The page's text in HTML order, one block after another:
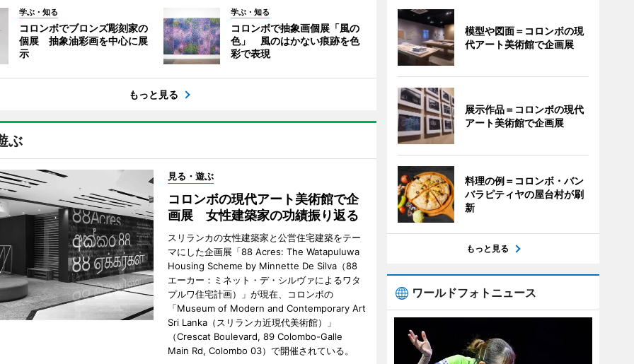
学ぶ・知る
コロンボでブロンズ彫刻家の
個展 抽象油彩画を中心に展
示
学ぶ・知る
コロンボで抽象画個展「風の
色」 風のはかない痕跡を色
彩で表現
もっと見る
ぶ
見る・遊ぶ
コロンボの現代アート美術館で企
画展 女性建築家の功績振り返る
スリランカの女性建築家と公営住宅建築をテー
マにした企画展「88 Acres: The Watapuluwa
Housing Scheme by Minnette De Silva（88
エーカー：ミネット・デ・シルヴァによるワタ
プルワ住宅計画）」が現在、コロンボの
「Museum of Modern and Contemporary Art
Sri Lanka（スリランカ近現代美術館）」
（Crescat Boulevard, 89 Colombo-Galle
Main Rd, Colombo 03）で開催されている。
模型や図面＝コロンボの現
代アート美術館で企画展
展示作品＝コロンボの現代
アート美術館で企画展
料理の例＝コロンボ・バン
バラピティヤの屋台村が刷
新
もっと見る
ワールドフォトニュース